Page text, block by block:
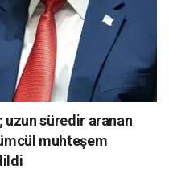
uzun süredir aranan
muhteşem